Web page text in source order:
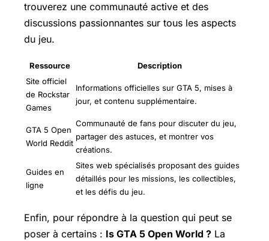
trouverez une communauté active et des
discussions passionnantes sur tous les aspects
du jeu.
Ressource
Description
Site officiel
de Rockstar
Games
Informations officielles sur GTA 5, mises à
jour, et contenu supplémentaire.
GTA 5 Open
World Reddit
Communauté de fans pour discuter du jeu,
partager des astuces, et montrer vos
créations.
Guides en
ligne
Sites web spécialisés proposant des guides
détaillés pour les missions, les collectibles,
et les défis du jeu.
Enfin, pour répondre à la question qui peut se
poser à certains : Is GTA 5 Open World ? La